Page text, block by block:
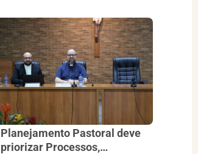
Planejamento Pastoral deve
priorizar Processos,